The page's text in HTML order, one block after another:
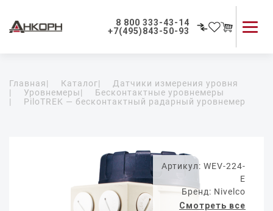
8 800 333-43-14
+7(495)843-50-93
Применение приборов
Как мы работаем
Главная| Каталог|
Датчики измерения уровня
|
Уровнемеры|
Бесконтактные уровнемеры
|
PiloTREK — бесконтактный радарный уровнемер
Артикул: WEV-224-
E
Бренд: Nivelco
Смотреть все